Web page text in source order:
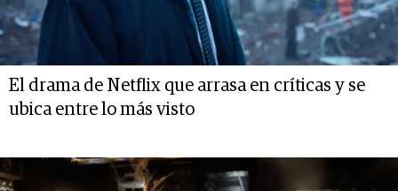
El drama de Netflix que arrasa en críticas y se
ubica entre lo más visto